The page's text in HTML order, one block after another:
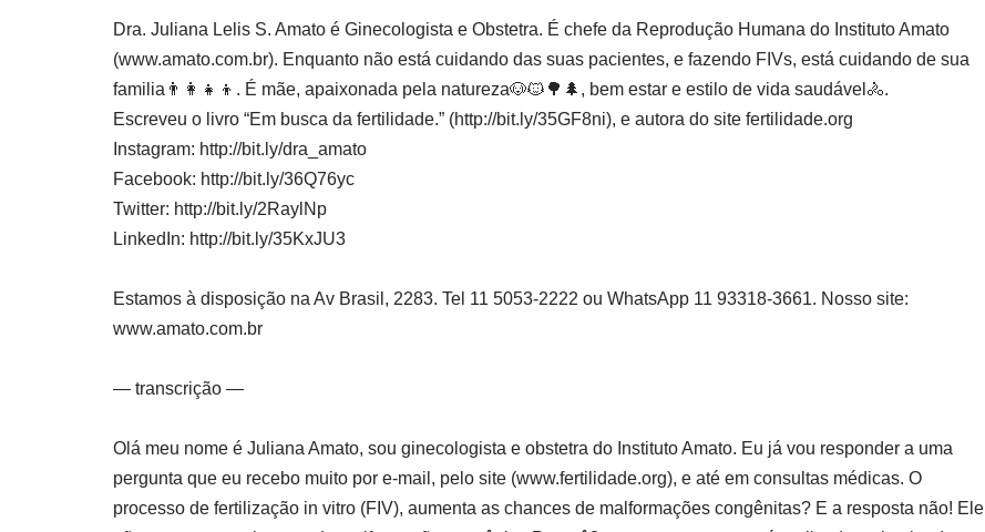
Dra. Juliana Lelis S. Amato é Ginecologista e Obstetra. É chefe da Reprodução Humana do Instituto Amato
(www.amato.com.br). Enquanto não está cuidando das suas pacientes, e fazendo FIVs, está cuidando de sua
familia👨‍👩‍👧‍👦. É mãe, apaixonada pela natureza🐶🐱🌳🌲, bem estar e estilo de vida saudável🚴.
Escreveu o livro “Em busca da fertilidade.” (http://bit.ly/35GF8ni), e autora do site fertilidade.org
Instagram: http://bit.ly/dra_amato
Facebook: http://bit.ly/36Q76yc
Twitter: http://bit.ly/2RaylNp
LinkedIn: http://bit.ly/35KxJU3
Estamos à disposição na Av Brasil, 2283. Tel 11 5053-2222 ou WhatsApp 11 93318-3661. Nosso site:
www.amato.com.br
— transcrição —
Olá meu nome é Juliana Amato, sou ginecologista e obstetra do Instituto Amato. Eu já vou responder a uma
pergunta que eu recebo muito por e-mail, pelo site (www.fertilidade.org), e até em consultas médicas. O
processo de fertilização in vitro (FIV), aumenta as chances de malformações congênitas? E a resposta não! Ele